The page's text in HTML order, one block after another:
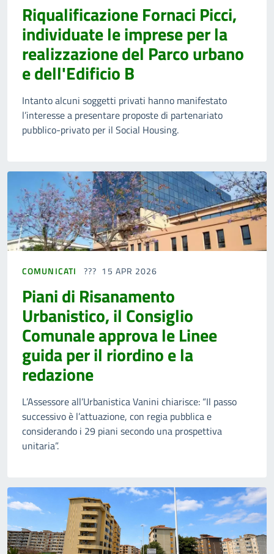
Riqualificazione Fornaci Picci,
individuate le imprese per la
realizzazione del Parco urbano
e dell'Edificio B
Intanto alcuni soggetti privati hanno manifestato
l’interesse a presentare proposte di partenariato
pubblico-privato per il Social Housing.
COMUNICATI 15 APR 2026
Piani di Risanamento
Urbanistico, il Consiglio
Comunale approva le Linee
guida per il riordino e la
redazione
L’Assessore all’Urbanistica Vanini chiarisce: “Il passo
successivo è l’attuazione, con regia pubblica e
considerando i 29 piani secondo una prospettiva
unitaria”.